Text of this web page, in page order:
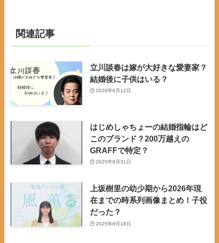
関連記事
立川談春は嫁が大好きな愛妻家？
結婚後に子供はいる？
2026年6月12日
はじめしゃちょーの結婚指輪はど
このブランド？200万越えの
GRAFFで特定？
2025年8月31日
上坂樹里の幼少期から2026年現
在までの時系列画像まとめ！子役
だった？
2025年8月18日